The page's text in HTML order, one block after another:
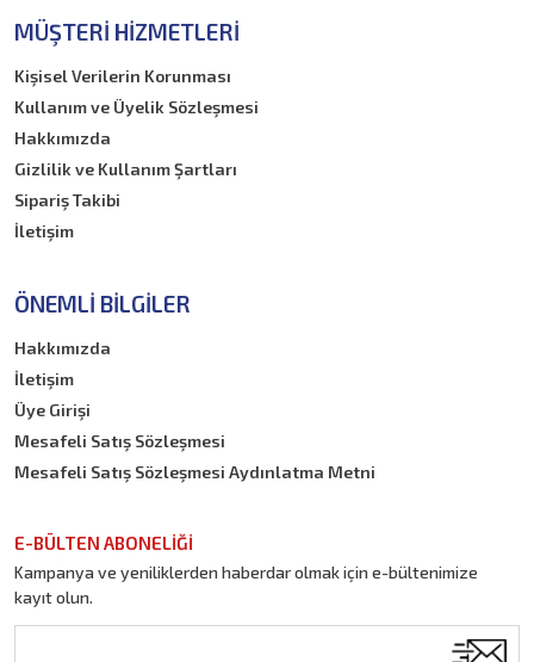
MÜŞTERI HIZMETLERI
Kişisel Verilerin Korunması
Kullanım ve Üyelik Sözleşmesi
Hakkımızda
Gizlilik ve Kullanım Şartları
Sipariş Takibi
İletişim
ÖNEMLI BILGILER
Hakkımızda
İletişim
Üye Girişi
Mesafeli Satış Sözleşmesi
Mesafeli Satış Sözleşmesi Aydınlatma Metni
E-BÜLTEN ABONELİĞİ
Kampanya ve yeniliklerden haberdar olmak için e-bültenimize
kayıt olun.